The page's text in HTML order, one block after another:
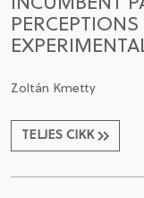
Zoltán Kmetty
TELJES CIKK